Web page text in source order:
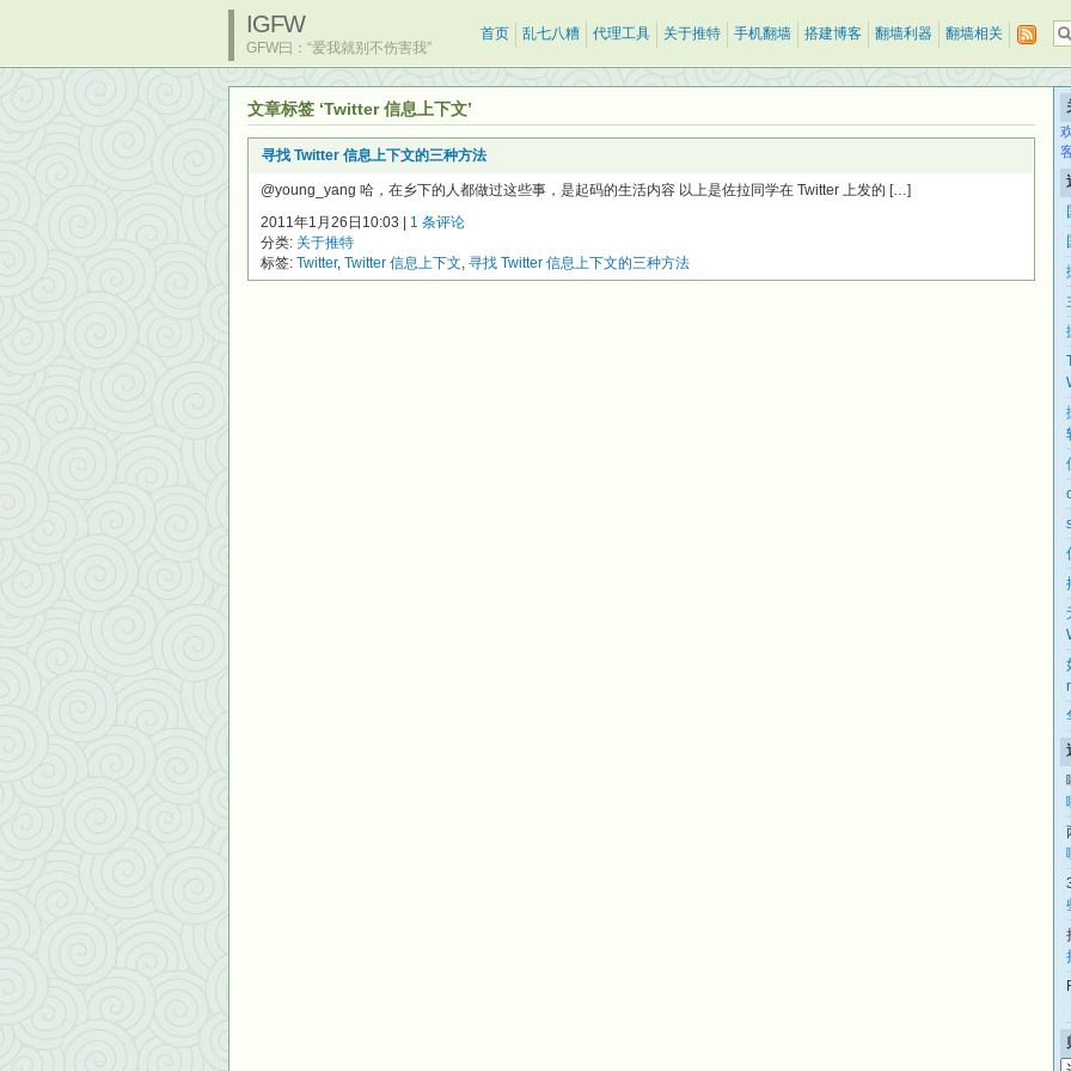
IGFW
GFW曰：“爱我就别不伤害我”
首页 乱七八糟 代理工具 关于推特 手机翻墙 搭建博客 翻墙利器 翻墙相关
文章标签 ‘Twitter 信息上下文’
寻找 Twitter 信息上下文的三种方法
@young_yang 哈，在乡下的人都做过这些事，是起码的生活内容 以上是佐拉同学在 Twitter 上发的 […]
2011年1月26日10:03 | 1 条评论
分类: 关于推特
标签: Twitter, Twitter 信息上下文, 寻找 Twitter 信息上下文的三种方法